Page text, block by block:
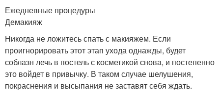
Ежедневные процедуры
Демакияж
Никогда не ложитесь спать с макияжем. Если
проигнорировать этот этап ухода однажды, будет
соблазн лечь в постель с косметикой снова, и постепенно
это войдет в привычку. В таком случае шелушения,
покраснения и высыпания не заставят себя ждать.